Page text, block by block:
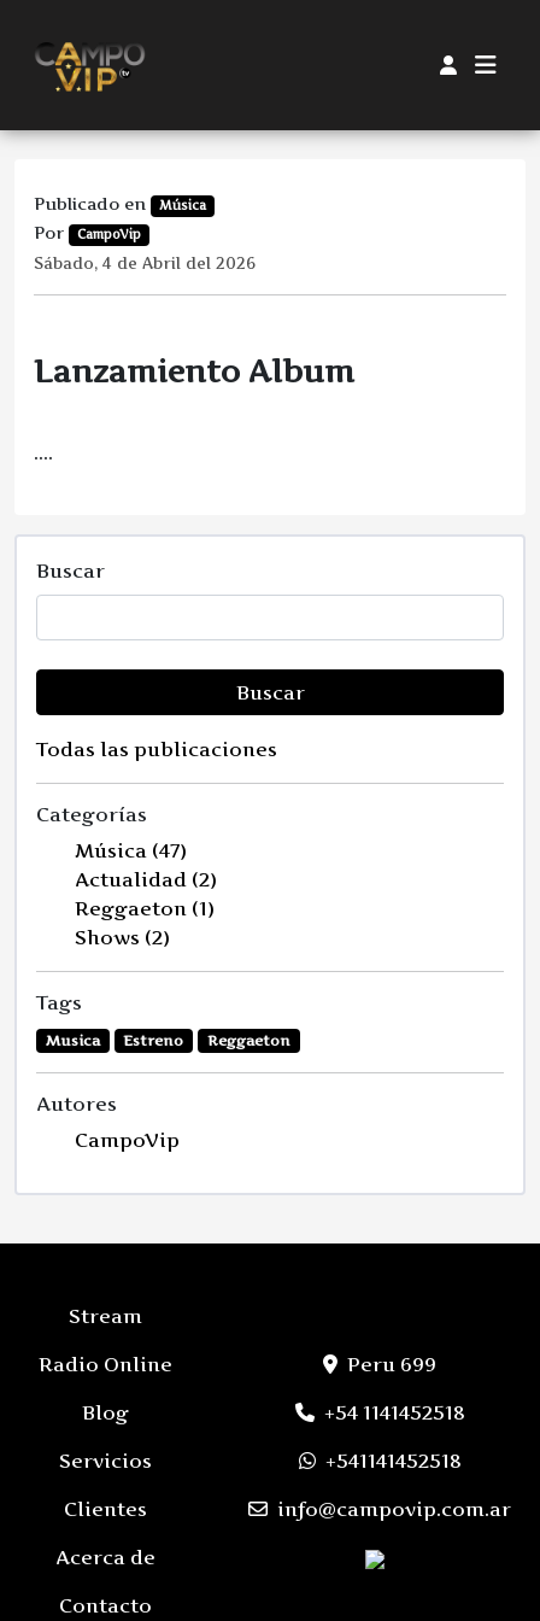
Publicado en Música
Por CampoVip
Sábado, 4 de Abril del 2026
Lanzamiento Album
....
Buscar
Buscar
Todas las publicaciones
Categorías
Música (47)
Actualidad (2)
Reggaeton (1)
Shows (2)
Tags
Musica Estreno Reggaeton
Autores
CampoVip
Stream
Radio Online
Blog
Servicios
Clientes
Acerca de
Contacto
Peru 699
+54 1141452518
+541141452518
info@campovip.com.ar